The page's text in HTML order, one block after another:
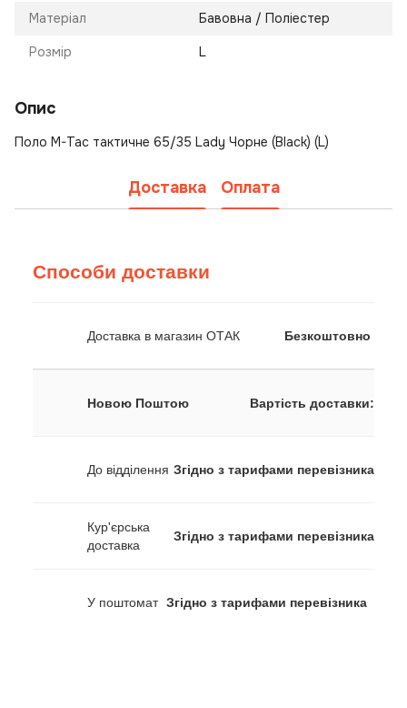
Матеріал Бавовна / Поліестер
Розмір L
Опис
Поло M-Tac тактичне 65/35 Lady Чорне (Black) (L)
Доставка Оплата
Способи доставки
Доставка в магазин ОТАК Безкоштовно
Новою Поштою Вартість доставки:
До відділення Згідно з тарифами перевізника
Кур'єрська
доставка
Згідно з тарифами перевізника
У поштомат Згідно з тарифами перевізника